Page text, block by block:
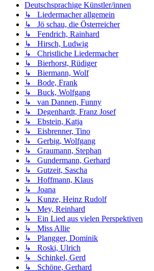
Deutschsprachige Künstler/innen
↳ Liedermacher allgemein
↳ Jö schau, die Österreicher
↳ Fendrich, Rainhard
↳ Hirsch, Ludwig
↳ Christliche Liedermacher
↳ Bierhorst, Rüdiger
↳ Biermann, Wolf
↳ Bode, Frank
↳ Buck, Wolfgang
↳ van Dannen, Funny
↳ Degenhardt, Franz Josef
↳ Ebstein, Katja
↳ Eisbrenner, Tino
↳ Gerbig, Wolfgang
↳ Graumann, Stephan
↳ Gundermann, Gerhard
↳ Gutzeit, Sascha
↳ Hoffmann, Klaus
↳ Joana
↳ Kunze, Heinz Rudolf
↳ Mey, Reinhard
↳ Ein Lied aus vielen Perspektiven
↳ Miss Allie
↳ Plangger, Dominik
↳ Roski, Ulrich
↳ Schinkel, Gerd
↳ Schöne, Gerhard